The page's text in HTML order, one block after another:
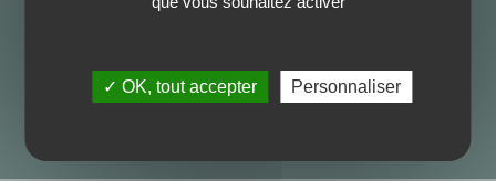
✓ OK, tout accepter Personnaliser